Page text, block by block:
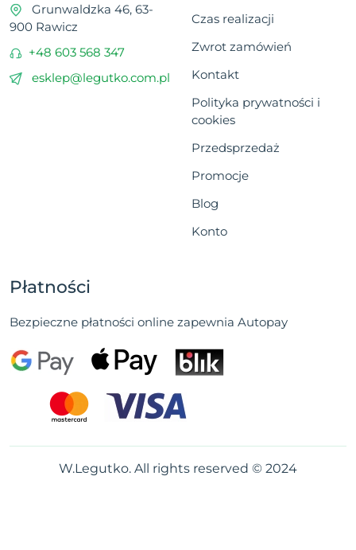
Grunwaldzka 46, 63-
900 Rawicz
+48 603 568 347
esklep@legutko.com.pl
Czas realizacji
Zwrot zamówień
Kontakt
Polityka prywatności i
cookies
Przedsprzedaż
Promocje
Blog
Konto
Płatności
Bezpieczne płatności online zapewnia Autopay
W.Legutko. All rights reserved © 2024